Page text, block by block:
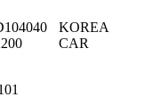
KOREA
CAR